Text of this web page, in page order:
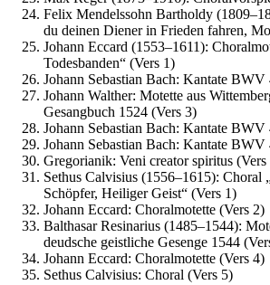
Felix Mendelssohn Bartholdy
du deinen Diener in Frieden fahren,
Johann Eccard (1553–1611):
Todesbanden“ (Vers 1)
Johann Sebastian Bach: Kantate
Johann Walther: Motette aus
Gesangbuch 1524 (Vers 3)
Johann Sebastian Bach: Kantate
Johann Sebastian Bach: Kantate
Gregorianik: Veni creator spiritus (Vers
Sethus Calvisius (1556–1615): Choral
Schöpfer, Heiliger Geist“ (Vers 1)
Johann Eccard: Choralmotette (Vers 2)
Balthasar Resinarius (1485–1544):
deudsche geistliche Gesenge 1544
Johann Eccard: Choralmotette (Vers 4)
Sethus Calvisius: Choral (Vers 5)